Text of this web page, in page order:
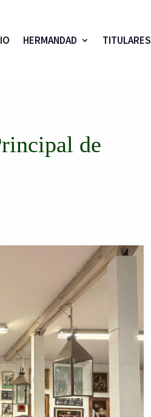
HERMANDAD TITULARES
de